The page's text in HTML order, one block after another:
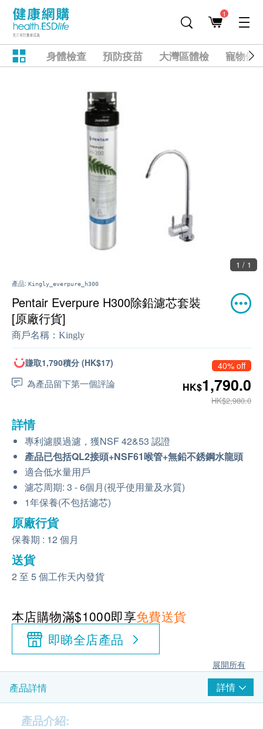
1
身體檢查 預防疫苗 大灣區體檢 寵物健
1 / 1
產品: Kingly_everpure_h300
Pentair Everpure H300除鉛濾芯套裝
[原廠行貨]
商戶名稱： Kingly
賺取1,790積分 (HK$17)
為產品留下第一個評論
40% off
HK$1,790.0
HK$2,980.0
詳情
專利濾膜過濾，獲NSF 42&53 認證
產品已包括QL2接頭+NSF61喉管+無鉛不銹鋼水龍頭
適合低水量用戶
濾芯周期: 3 - 6個月(視乎使用量及水質)
1年保養(不包括濾芯)
原廠行貨
保養期 : 12 個月
送貨
2 至 5 個工作天內發貨
本店購物滿$1000即享免費送貨
即睇全店產品
展開所有
產品詳情 詳情
產品介紹: